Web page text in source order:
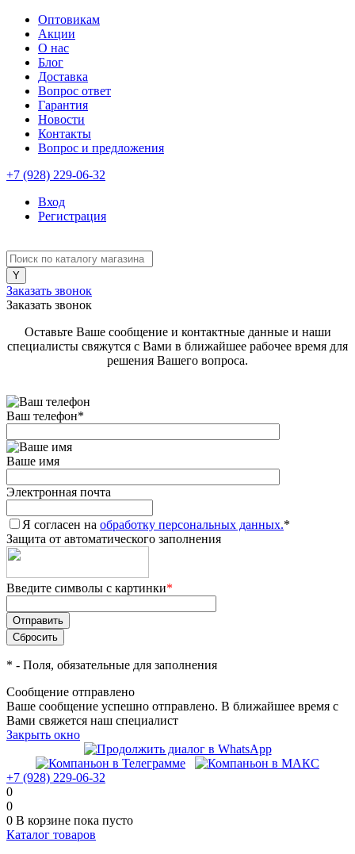
Оптовикам
Акции
О нас
Блог
Доставка
Вопрос ответ
Гарантия
Новости
Контакты
Вопрос и предложения
+7 (928) 229-06-32
Вход
Регистрация
Заказать звонок
Заказать звонок
Оставьте Ваше сообщение и контактные данные и наши
специалисты свяжутся с Вами в ближайшее рабочее время для
решения Вашего вопроса.
Ваш телефон*
Ваше имя
Электронная почта
Я согласен на обработку персональных данных.*
Защита от автоматического заполнения
Введите символы с картинки*
* - Поля, обязательные для заполнения
Сообщение отправлено
Ваше сообщение успешно отправлено. В ближайшее время с
Вами свяжется наш специалист
Закрыть окно
+7 (928) 229-06-32
0
0
0 В корзине пока пусто
Каталог товаров